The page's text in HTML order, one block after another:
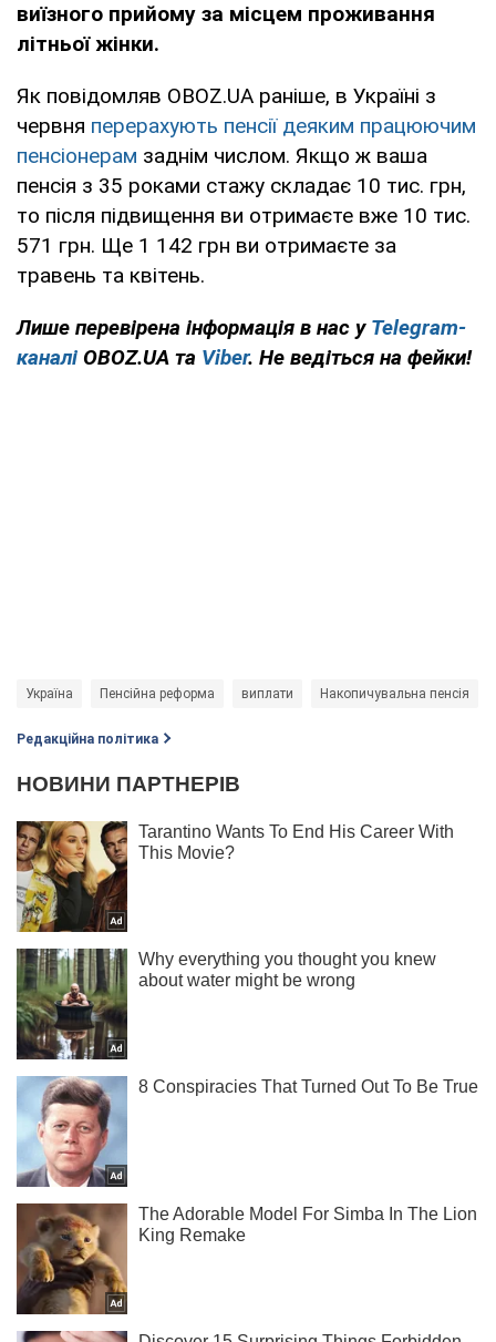
виїзного прийому за місцем проживання
літньої жінки.
Як повідомляв OBOZ.UA раніше, в Україні з
червня перерахують пенсії деяким працюючим
пенсіонерам заднім числом. Якщо ж ваша
пенсія з 35 роками стажу складає 10 тис. грн,
то після підвищення ви отримаєте вже 10 тис.
571 грн. Ще 1 142 грн ви отримаєте за
травень та квітень.
Лише перевірена інформація в нас у Telegram-
каналі OBOZ.UA та Viber. Не ведіться на фейки!
Україна Пенсійна реформа виплати Накопичувальна пенсія
Редакційна політика